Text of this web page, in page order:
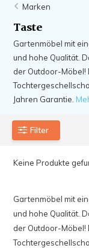
Marken
Taste
Gartenmöbel mit
und hohe Qualität.
der Outdoor-Möbel!
Jahren Garantie.
Filter
Keine Produkte
Gartenmöbel mit
und hohe Qualität.
der Outdoor-Möbel!